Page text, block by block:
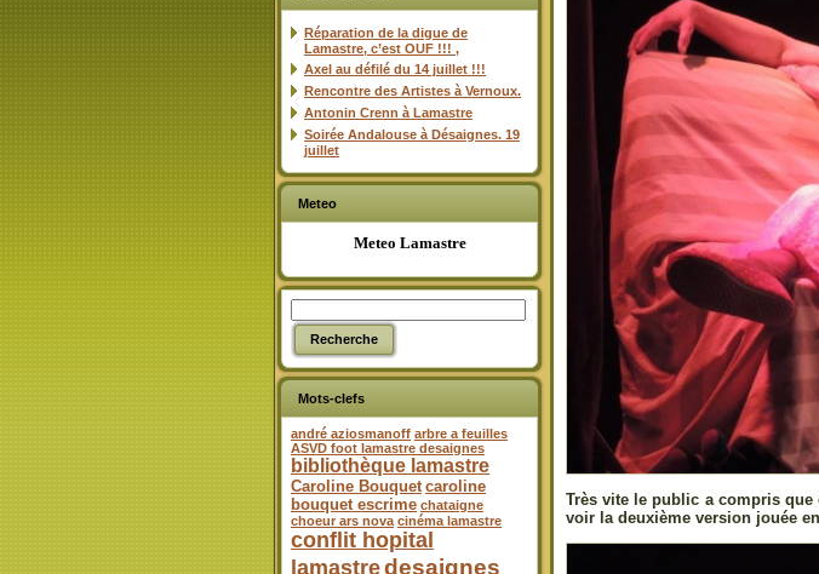
Réparation de la digue de
Lamastre, c’est OUF !!! ,
Axel au défilé du 14 juillet !!!
Rencontre des Artistes à Vernoux.
Antonin Crenn à Lamastre
Soirée Andalouse à Désaignes. 19
juillet
Meteo
Meteo Lamastre
Mots-clefs
andré aziosmanoff arbre a feuilles
ASVD foot lamastre desaignes
bibliothèque lamastre
Caroline Bouquet caroline
bouquet escrime chataigne
choeur ars nova cinéma lamastre
conflit hopital
lamastredesaignes
Très vite le public a compris
voir la deuxième version jouée